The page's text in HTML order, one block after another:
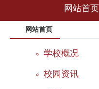
网站首页
网站首页
学校概况
校园资讯